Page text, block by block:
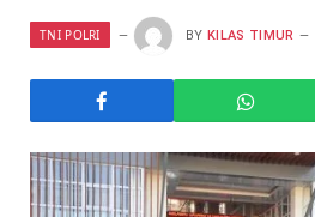
TNI POLRI BY KILAS TIMUR